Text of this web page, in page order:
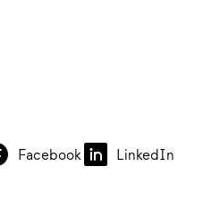
Facebook
LinkedIn